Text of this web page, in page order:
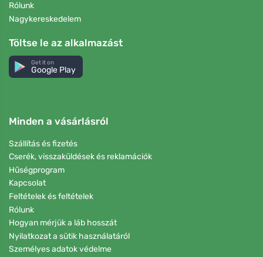
Rólunk
Nagykereskedelem
Töltse le az alkalmazást
Get it on
Google Play
Minden a vásárlásról
Szállítás és fizetés
Cserék, visszaküldések és reklamációk
Hűségprogram
Kapcsolat
Feltételek és feltételek
Rólunk
Hogyan mérjük a láb hosszát
Nyilatkozat a sütik használatáról
Személyes adatok védelme